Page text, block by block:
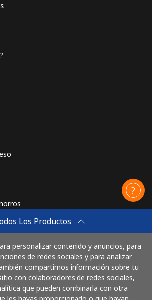
Los Productos
personalizar contenido y anuncios, para
de redes sociales y para analizar
compartimos información sobre tu
con colaboradores de redes sociales,
que pueden combinarla con otra
Paga con